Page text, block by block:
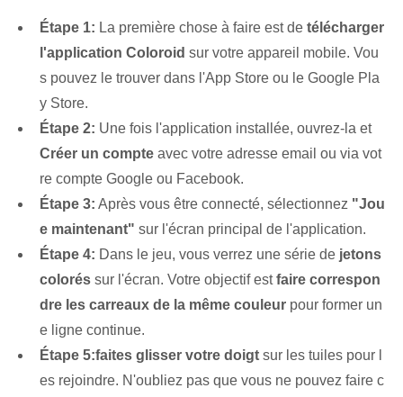
Étape 1: La première chose à faire est de télécharger
l'application Coloroid sur votre appareil mobile. Vou
s pouvez le trouver dans l'App Store ou le Google Pla
y Store.
Étape 2: Une fois l'application installée, ouvrez-la et
Créer un compte avec votre adresse email ou via vot
re compte Google ou Facebook.
Étape 3: Après vous être connecté, sélectionnez "Jou
e maintenant" sur l'écran principal de l'application.
Étape 4: Dans le jeu, vous verrez une série de jetons
colorés sur l'écran. Votre objectif estfaire correspon
dre les carreaux de la même couleur pour former un
e ligne continue.
Étape 5:faites glisser votre doigt sur les tuiles pour l
es rejoindre. N'oubliez pas que vous ne pouvez faire c